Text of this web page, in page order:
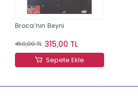
Broca’nın Beyni
450,00 TL 315,00 TL
Sepete Ekle